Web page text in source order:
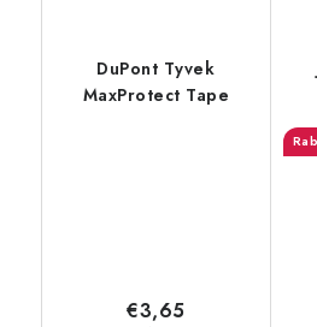
DuPont Tyvek
MaxProtect Tape
€3,65